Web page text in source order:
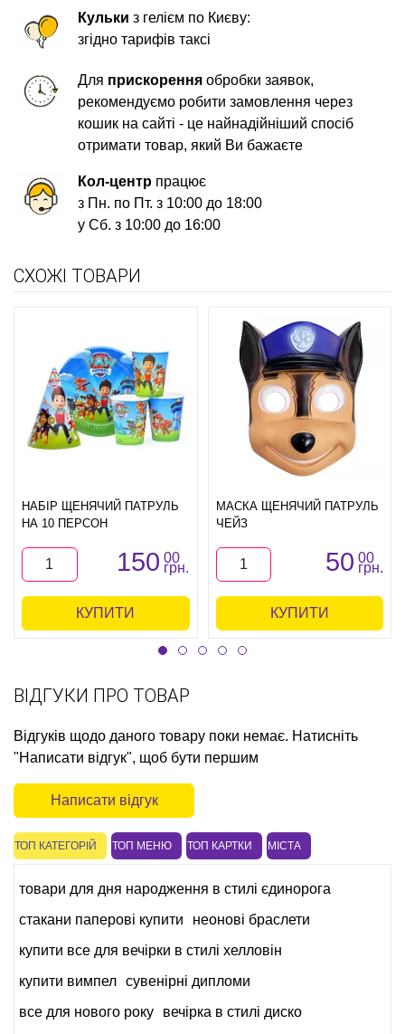
Кульки з гелієм по Києву:
згідно тарифів таксі
Для прискорення обробки заявок,
рекомендуємо робити замовлення через
кошик на сайті - це найнадійніший спосіб
отримати товар, який Ви бажаєте
Кол-центр працює
з Пн. по Пт. з 10:00 до 18:00
у Сб. з 10:00 до 16:00
СХОЖІ ТОВАРИ
НАБІР ЩЕНЯЧИЙ ПАТРУЛЬ
НА 10 ПЕРСОН
150 00
грн.
КУПИТИ
МАСКА ЩЕНЯЧИЙ ПАТРУЛЬ
ЧЕЙЗ
50 00
грн.
КУПИТИ
ВІДГУКИ ПРО ТОВАР
Відгуків щодо даного товару поки немає. Натисніть
"Написати відгук", щоб бути першим
Написати відгук
ТОП КАТЕГОРІЙ ТОП МЕНЮ ТОП КАРТКИ МІСТА
товари для дня народження в стилі єдинорога
стакани паперові купити
неонові браслети
купити все для вечірки в стилі хелловін
купити вимпел сувенірні дипломи
все для нового року
вечірка в стилі диско